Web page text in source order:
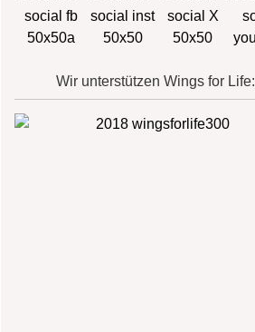
Wir unterstützen Wings for Life: